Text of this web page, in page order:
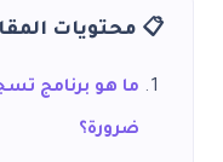
📋 محتويات
ما هو برنامج
ضرورة؟